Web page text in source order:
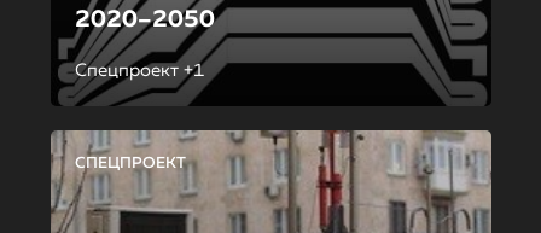
2020–2050
Спецпроект +1
СПЕЦПРОЕКТ